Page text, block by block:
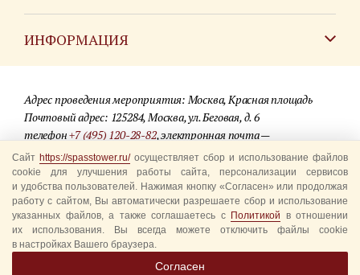
ИНФОРМАЦИЯ
Для СМИ
Где купить билеты
Акции
Вопрос-ответ
Правила посещения
Уполномоченные представители
Адрес проведения мероприятия: Москва, Красная площадь
Почтовый адрес: 125284, Москва, ул. Беговая, д. 6
телефон+7 (495) 120-28-82, электронная почта —
info@spasstower.ru
© 2009-2025 Официальный сайт фестиваля «Спасская башня»
Разработка сайта —студия «Сибирикс»
Сайт https://spasstower.ru/осуществляет сбор и использование файлов
cookie для улучшения работы сайта, персонализации сервисов
и удобства пользователей. Нажимая кнопку «Согласен» или продолжая
работу с сайтом, Вы автоматически разрешаете сбор и использование
указанных файлов, а также соглашаетесь с Политикой в отношении
их использования. Вы всегда можете отключить файлы cookie
в настройках Вашего браузера.
Согласен